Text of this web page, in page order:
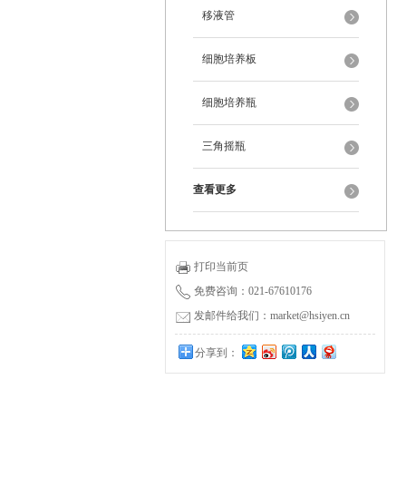
移液管
细胞培养板
细胞培养瓶
三角摇瓶
查看更多
打印当前页
免费咨询：021-67610176
发邮件给我们：market@hsiyen.cn
分享到：